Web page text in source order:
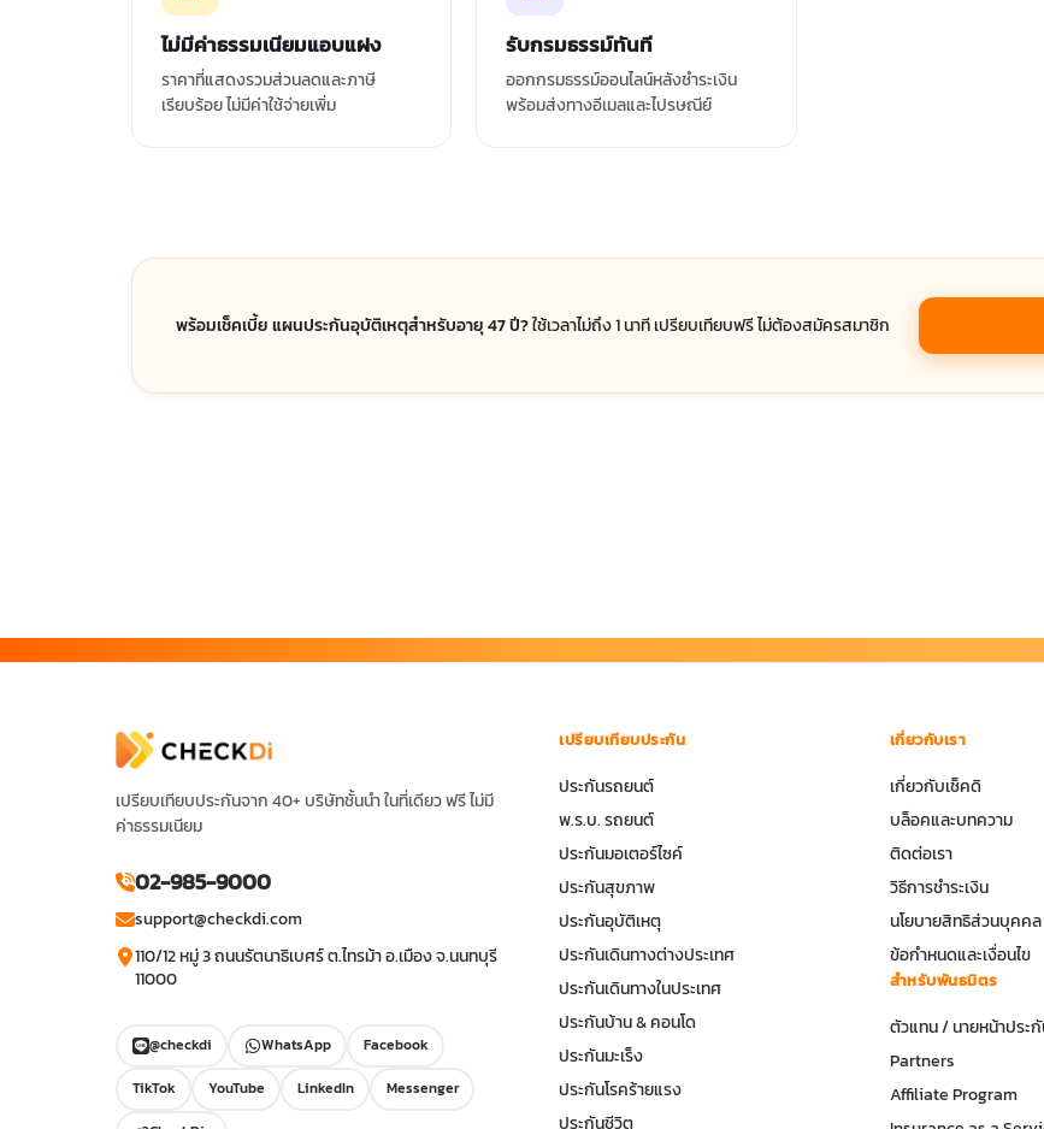
ไม่มีค่าธรรมเนียมแอบแฝง
ราคาที่แสดงรวมส่วนลดและภาษี
เรียบร้อย ไม่มีค่าใช้จ่ายเพิ่ม
รับกรมธรรม์ทันที
ออกกรมธรรม์ออนไลน์หลังชำระเงิน
พร้อมส่งทางอีเมลและไปรษณีย์
พร้อมเช็คเบี้ย แผนประกันอุบัติเหตุสำหรับอายุ 47 ปี?ใช้เวลาไม่ถึง 1 นาที เปรียบเทียบฟรี ไม่ต้องสมัครสมาชิก
เปรียบเทียบประกันจาก 40+ บริษัทชั้นนำ ในที่เดียว ฟรี ไม่มี
ค่าธรรมเนียม
02-985-9000
support@checkdi.com
110/12 หมู่ 3 ถนนรัตนาธิเบศร์ ต.ไทรม้า อ.เมือง จ.นนทบุรี
11000
@checkdi WhatsApp
Facebook
TikTok
YouTube LinkedIn
Messenger
เปรียบเทียบประกัน
ประกันรถยนต์
พ.ร.บ. รถยนต์
ประกันมอเตอร์ไซค์
ประกันสุขภาพ
ประกันอุบัติเหตุ
ประกันเดินทางต่างประเทศ
ประกันเดินทางในประเทศ
ประกันบ้าน & คอนโด
ประกันมะเร็ง
ประกันโรคร้ายแรง
ประกันชีวิต
เกี่ยวกับเรา
เกี่ยวกับเช็คดิ
บล็อคและบทความ
ติดต่อเรา
วิธีการชำระเงิน
นโยบายสิทธิส่วนบุคคล
ข้อกำหนดและเงื่อนไข
สำหรับพันธมิตร
ตัวแทน / นายหน้าประ
Partners
Affiliate Program